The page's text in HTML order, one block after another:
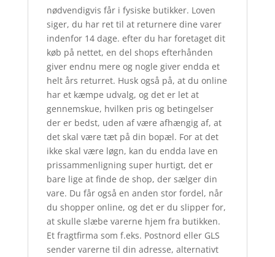
nødvendigvis får i fysiske butikker. Loven
siger, du har ret til at returnere dine varer
indenfor 14 dage. efter du har foretaget dit
køb på nettet, en del shops efterhånden
giver endnu mere og nogle giver endda et
helt års returret. Husk også på, at du online
har et kæmpe udvalg, og det er let at
gennemskue, hvilken pris og betingelser
der er bedst, uden af være afhængig af, at
det skal være tæt på din bopæl. For at det
ikke skal være løgn, kan du endda lave en
prissammenligning super hurtigt, det er
bare lige at finde de shop, der sælger din
vare. Du får også en anden stor fordel, når
du shopper online, og det er du slipper for,
at skulle slæbe varerne hjem fra butikken.
Et fragtfirma som f.eks. Postnord eller GLS
sender varerne til din adresse, alternativt